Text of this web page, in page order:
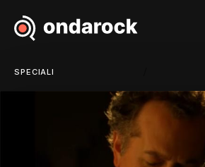
SPECIALI